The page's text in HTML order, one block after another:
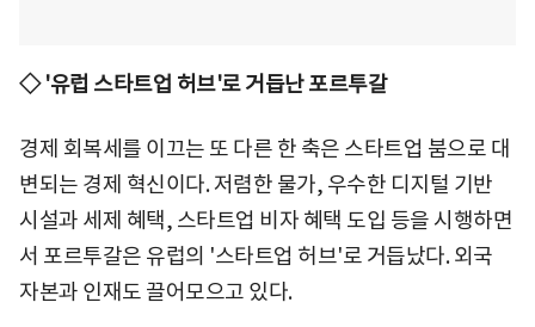
◇ '유럽 스타트업 허브'로 거듭난 포르투갈
경제 회복세를 이끄는 또 다른 한 축은 스타트업 붐으로 대
변되는 경제 혁신이다. 저렴한 물가, 우수한 디지털 기반
시설과 세제 혜택, 스타트업 비자 혜택 도입 등을 시행하면
서 포르투갈은 유럽의 '스타트업 허브'로 거듭났다. 외국
자본과 인재도 끌어모으고 있다.